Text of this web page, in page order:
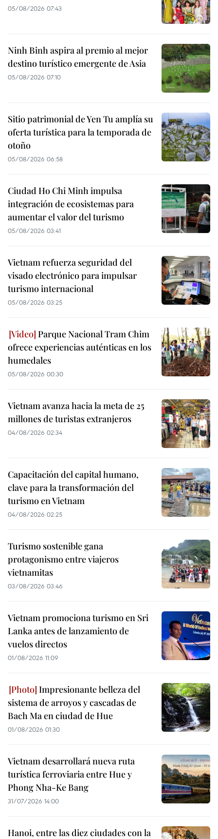
05/08/2026 07:43
Ninh Binh aspira al premio al mejor
destino turístico emergente de Asia
05/08/2026 07:10
Sitio patrimonial de Yen Tu amplía su
oferta turística para la temporada de
otoño
05/08/2026 06:58
Ciudad Ho Chi Minh impulsa
integración de ecosistemas para
aumentar el valor del turismo
05/08/2026 03:41
Vietnam refuerza seguridad del
visado electrónico para impulsar
turismo internacional
05/08/2026 03:25
Parque Nacional Tram Chim
ofrece experiencias auténticas en los
humedales
05/08/2026 00:30
Vietnam avanza hacia la meta de 25
millones de turistas extranjeros
04/08/2026 02:34
Capacitación del capital humano,
clave para la transformación del
turismo en Vietnam
04/08/2026 02:25
Turismo sostenible gana
protagonismo entre viajeros
vietnamitas
03/08/2026 03:46
Vietnam promociona turismo en Sri
Lanka antes de lanzamiento de
vuelos directos
01/08/2026 11:09
Impresionante belleza del
sistema de arroyos y cascadas de
Bach Ma en ciudad de Hue
01/08/2026 01:30
Vietnam desarrollará nueva ruta
turística ferroviaria entre Hue y
Phong Nha-Ke Bang
31/07/2026 14:00
Hanoi, entre las diez ciudades con la